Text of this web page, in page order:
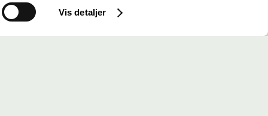
Vis detaljer